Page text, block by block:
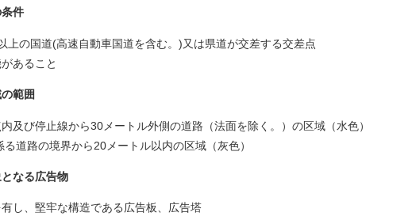
件
上の国道(高速自動車国道を含む。)又は県道が交差する交差点
あること
範囲
及び停止線から30メートル外側の道路（法面を除く。）の区域（水色）
る道路の境界から20メートル以内の区域（灰色）
なる広告物
し、堅牢な構造である広告板、広告塔